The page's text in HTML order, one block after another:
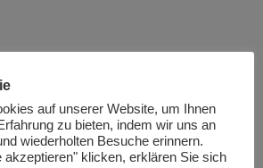
auf unserer Website, um Ihnen
zu bieten, indem wir uns an
wiederholten Besuche erinnern.
akzeptieren" klicken, erklären Sie sich